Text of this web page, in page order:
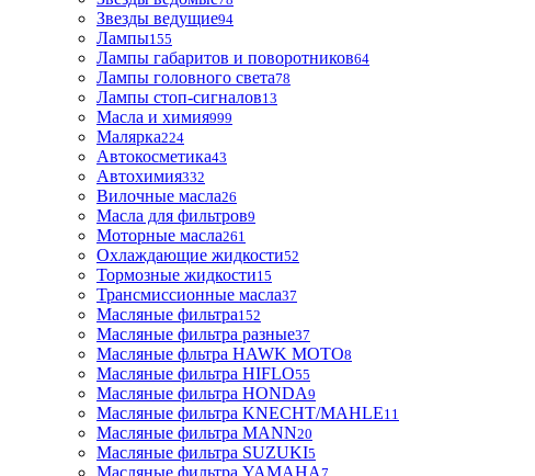
Звезды ведущие94
Лампы155
Лампы габаритов и поворотников64
Лампы головного света78
Лампы стоп-сигналов13
Масла и химия999
Малярка224
Автокосметика43
Автохимия332
Вилочные масла26
Масла для фильтров9
Моторные масла261
Охлаждающие жидкости52
Тормозные жидкости15
Трансмиссионные масла37
Масляные фильтра152
Масляные фильтра разные37
Масляные фльтра HAWK MOTO8
Масляные фильтра HIFLO55
Масляные фильтра HONDA9
Масляные фильтра KNECHT/MAHLE11
Масляные фильтра MANN20
Масляные фильтра SUZUKI5
Масляные фильтра YAMAHA